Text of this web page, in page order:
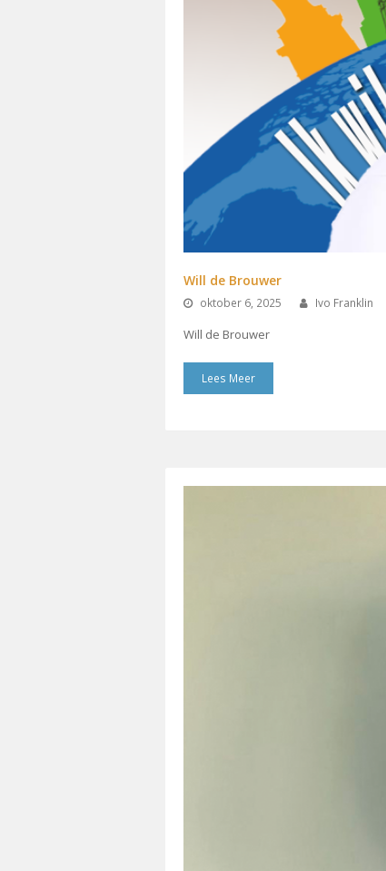
Will de Brouwer
oktober 6, 2025 Ivo Franklin
Will de Brouwer
Lees Meer